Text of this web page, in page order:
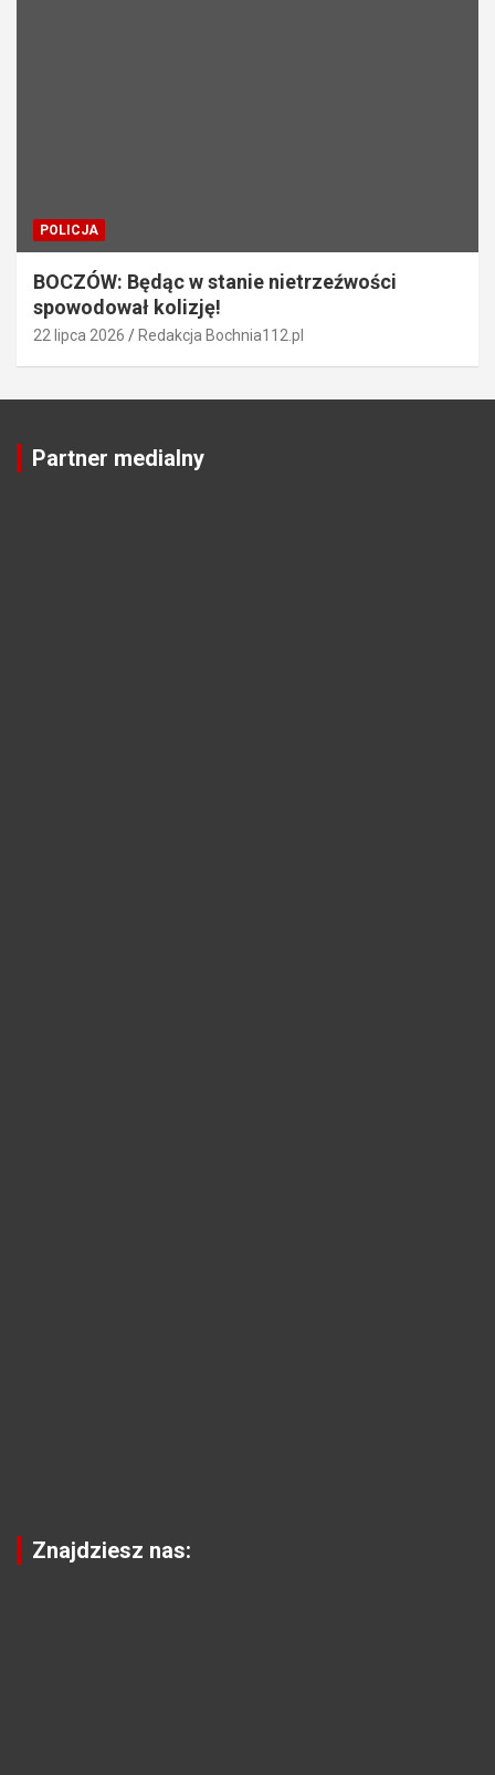
POLICJA
BOCZÓW: Będąc w stanie nietrzeźwości
spowodował kolizję!
22 lipca 2026 Redakcja Bochnia112.pl
Partner medialny
Znajdziesz nas: